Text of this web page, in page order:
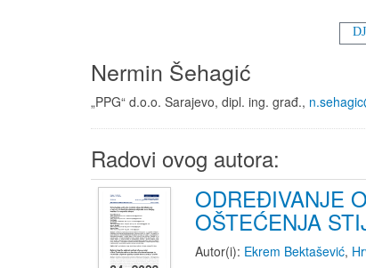
Nermin Šehagić
„PPG“ d.o.o. Sarajevo, dipl. ing. građ.,
Radovi ovog autora:
ODREĐIVANJE
OŠTEĆENJA
Autor(i): Ekrem Bektašević,